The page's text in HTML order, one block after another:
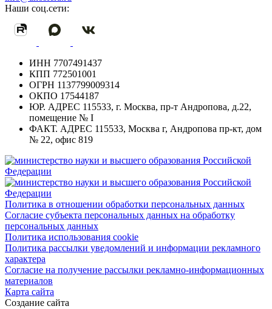
Наши соц.сети:
ИНН 7707491437
КПП 772501001
ОГРН 1137799009314
ОКПО 17544187
ЮР. АДРЕС 115533, г. Москва, пр-т Андропова, д.22,
помещение № I
ФАКТ. АДРЕС 115533, Москва г, Андропова пр-кт, дом
№ 22, офис 819
Политика в отношении обработки персональных данных
Согласие субъекта персональных данных на обработку
персональных данных
Политика использования cookie
Политика рассылки уведомлений и информации рекламного
характера
Согласие на получение рассылки рекламно-информационных
материалов
Карта сайта
Создание сайта